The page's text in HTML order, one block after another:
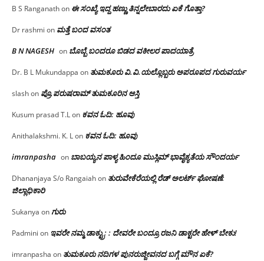
B S Ranganathon ಈ ಸಂಖ್ಯೆ ಇದ್ದ ಹಣ್ಣು ತಿನ್ನಲೇಬಾರದು ಏಕೆ ಗೊತ್ತಾ?
Dr rashmi on ಮತ್ತೆ ಬಂದ ವಸಂತ
B N NAGESH on ಬೊಬ್ಬೆ ಬಂದರೂ ಬಿಡದ ವಕೀಲರ ಪಾದಯಾತ್ರೆ
Dr. B L Mukundappa on ತುಮಕೂರು‌ ವಿ.ವಿ.ಯಲ್ಲೊಬ್ಬರು ಅಪರೂಪದ ಗುರುವರ್ಯ
slashon ಪ್ರೊ.ಪರುಷರಾಮ್ ತುಮಕೂರಿನ ಆಸ್ತಿ
Kusum prasad T.Lon ಕವನ ಓದಿ: ಹೂವು
Anithalakshmi. K. Lon ಕವನ ಓದಿ: ಹೂವು
imranpasha on ಬಾಬಯ್ಯನ ಪಾಳ್ಯ ಹಿಂದೂ ಮುಸ್ಲಿಮ್ ಭಾವೈಕ್ಯತೆಯ ಸೌಂದರ್ಯ
Dhananjaya S/o Rangaiahon ತುರುವೇಕೆರೆಯಲ್ಲಿ ರೆಡ್ ಅಲರ್ಟ್ ಘೋಷಣೆ:
ಜಿಲ್ಲಾಧಿಕಾರಿ
Sukanya onಗುರು
Padmini on ಇವರೇ ನಮ್ಮ ಡಾಕ್ಟ್ರು; : ದೇವರೇ ಬಂದ್ರೂ ರಜನಿ ಡಾಕ್ಟರೇ ಹೇಳ್ ಬೇಕು!
imranpasha on ತುಮಕೂರು ನದಿಗಳ ಪುನರುಜ್ಜೀವನದ ಬಗ್ಗೆ ಮೌನ ಏಕೆ?